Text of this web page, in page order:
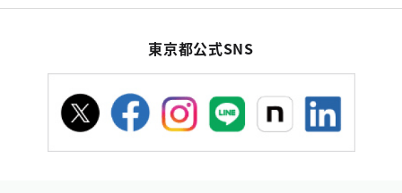
東京都公式SNS